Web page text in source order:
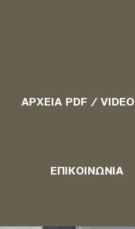
ΑΡΧΕΊΑ PDF / VIDEO
ΕΠΙΚΟΙΝΩΝΊΑ